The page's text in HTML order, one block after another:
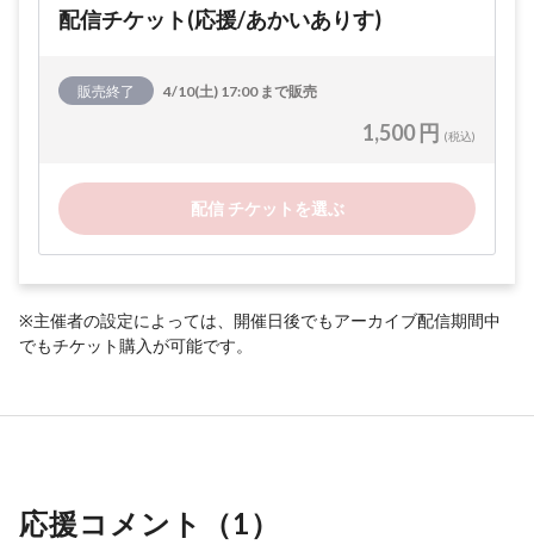
配信チケット(応援/あかいありす)
販売終了 4/10(土) 17:00 まで販売
1,500 円 (税込)
配信 チケットを選ぶ
※主催者の設定によっては、開催日後でもアーカイブ配信期間中
でもチケット購入が可能です。
応援コメント（1）